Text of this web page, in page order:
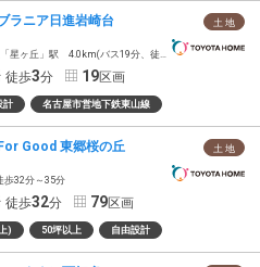
土 地
ラニア日進岩崎台
ヶ丘」駅 4.0km(バス19分、徒歩3分)
徒歩3分 19区画
計 名古屋市営地下鉄東山線
土 地
Good 東郷桜の丘
歩32分～35分
徒歩32分 79区画
) 50坪以上 自由設計